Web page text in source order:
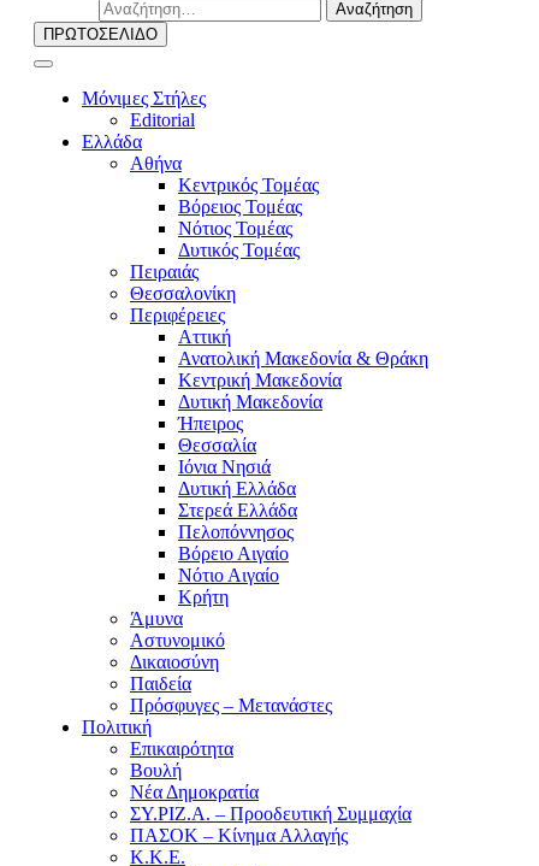
Αναζήτηση
για:
ΠΡΩΤΟΣΕΛΙΔΟ
Μόνιμες Στήλες
Editorial
Ελλάδα
Αθήνα
Κεντρικός Τομέας
Βόρειος Τομέας
Νότιος Τομέας
Δυτικός Τομέας
Πειραιάς
Θεσσαλονίκη
Περιφέρειες
Αττική
Ανατολική Μακεδονία & Θράκη
Κεντρική Μακεδονία
Δυτική Μακεδονία
Ήπειρος
Θεσσαλία
Ιόνια Νησιά
Δυτική Ελλάδα
Στερεά Ελλάδα
Πελοπόννησος
Βόρειο Αιγαίο
Νότιο Αιγαίο
Κρήτη
Άμυνα
Αστυνομικό
Δικαιοσύνη
Παιδεία
Πρόσφυγες – Μετανάστες
Πολιτική
Επικαιρότητα
Βουλή
Νέα Δημοκρατία
ΣΥ.ΡΙΖ.Α. – Προοδευτική Συμμαχία
ΠΑΣΟΚ – Κίνημα Αλλαγής
Κ.Κ.Ε.